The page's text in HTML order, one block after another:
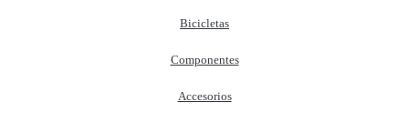
Bicicletas
Componentes
Accesorios